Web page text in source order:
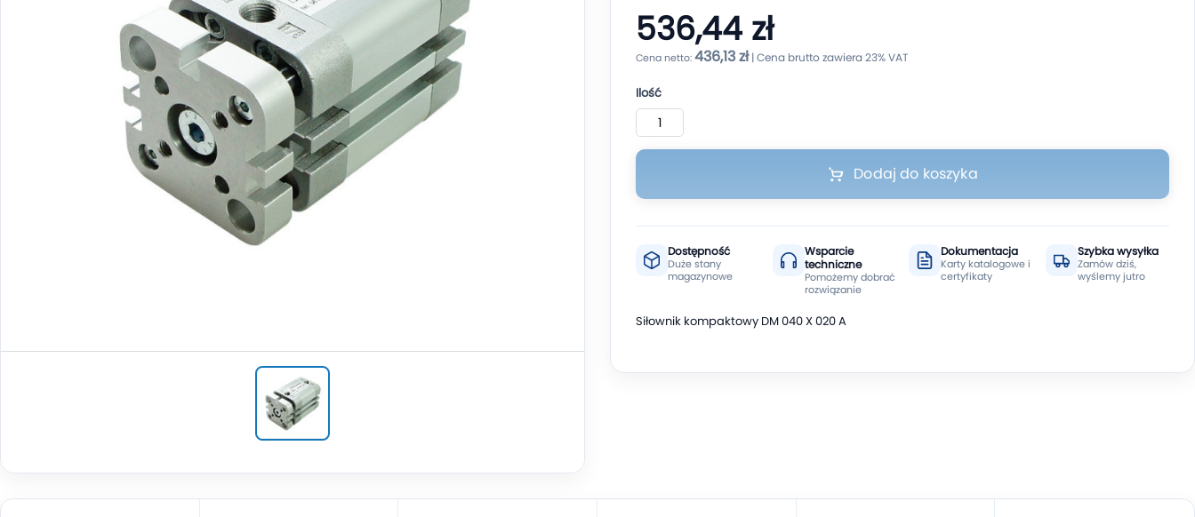
536,44 zł
436,13 zł
Ilość
Dodaj do koszyka
Dostępność
Duże stany
magazynowe
Wsparcie
techniczne
Pomożemy dobrać
rozwiązanie
Dokumentacja
Karty katalogowe i
certyfikaty
Szybka wysyłka
Zamów dziś,
wyślemy jutro
Siłownik kompaktowy DM 040 X 020 A